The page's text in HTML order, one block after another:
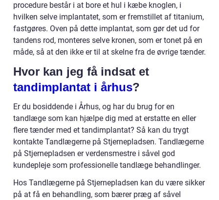
procedure består i at bore et hul i kæbe knoglen, i
hvilken selve implantatet, som er fremstillet af titanium,
fastgøres. Oven på dette implantat, som gør det ud for
tandens rod, monteres selve kronen, som er tonet på en
måde, så at den ikke er til at skelne fra de øvrige tænder.
Hvor kan jeg få indsat et
tandimplantat i århus?
Er du bosiddende i Århus, og har du brug for en
tandlæge som kan hjælpe dig med at erstatte en eller
flere tænder med et tandimplantat? Så kan du trygt
kontakte Tandlægerne på Stjernepladsen. Tandlægerne
på Stjernepladsen er verdensmestre i såvel god
kundepleje som professionelle tandlæge behandlinger.
Hos Tandlægerne på Stjernepladsen kan du være sikker
på at få en behandling, som bærer præg af såvel